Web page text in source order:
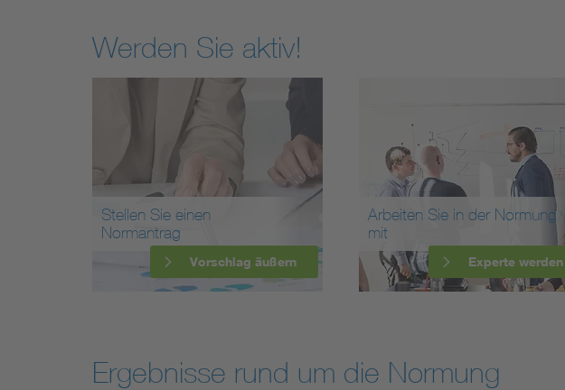
Werden Sie aktiv!
Stellen Sie einen
Normantrag
Vorschlag äußern
Arbeiten Sie in der Normung
mit
Experte werden
Ergebnisse rund um die Normung